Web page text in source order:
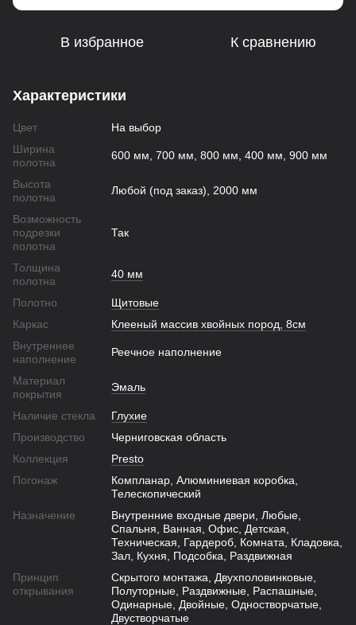
В избранное К сравнению
Характеристики
Цвет
На выбор
Ширина
полотна
600 мм, 700 мм, 800 мм, 400 мм, 900 мм
Высота
полотна
Любой (под заказ), 2000 мм
Возможность
подрезки
полотна
Так
Толщина
полотна
40 мм
Полотно
Щитовые
Каркас
Клееный массив хвойных пород, 8см
Внутреннее
наполнение
Реечное наполнение
Материал
покрытия
Эмаль
Наличие стекла
Глухие
Производство
Черниговская область
Коллекция
Presto
Погонаж
Компланар, Алюминиевая коробка,
Телескопический
Назначение
Внутренние входные двери, Любые,
Спальня, Ванная, Офис, Детская,
Техническая, Гардероб, Комната, Кладовка,
Зал, Кухня, Подсобка, Раздвижная
Принцип
открывания
Скрытого монтажа, Двухполовинковые,
Полуторные, Раздвижные, Распашные,
Одинарные, Двойные, Одностворчатые,
Двустворчатые